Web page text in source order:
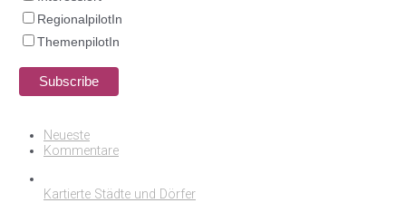
RegionalpilotIn
ThemenpilotIn
Neueste
Kommentare
Kartierte Städte und Dörfer